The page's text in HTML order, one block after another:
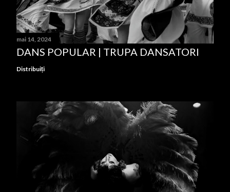
mai 14, 2024
DANS POPULAR | TRUPA DANSATORI
Distribuiți